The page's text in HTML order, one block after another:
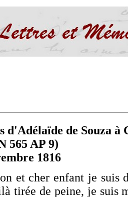
d'Adélaïde de Souza à
565 AP 9)
1816
et cher enfant je suis
tirée de peine, je suis